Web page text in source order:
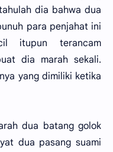
dia bahwa dua
para penjahat ini
itupun terancam
dia marah sekali.
yang dimiliki ketika
dua batang golok
dua pasang suami